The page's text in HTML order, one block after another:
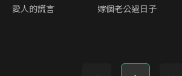
愛人的謊言 嫁個老公過日子